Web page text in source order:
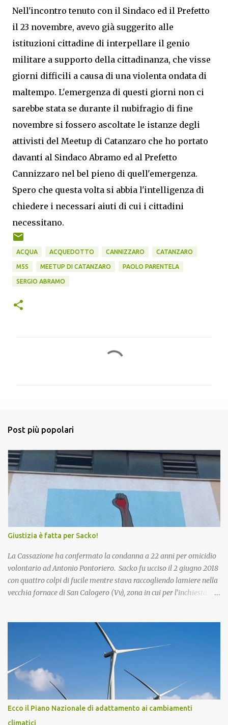
Nell'incontro tenuto con il Sindaco ed il Prefetto
il 23 novembre, avevo già suggerito alle
istituzioni cittadine di interpellare il genio
militare a supporto della cittadinanza, che visse
giorni difficili a causa di una violenta ondata di
maltempo. L'emergenza di questi giorni non ci
sarebbe stata se durante il nubifragio di fine
novembre si fossero ascoltate le istanze degli
attivisti del Meetup di Catanzaro che ho portato
davanti al Sindaco Abramo ed al Prefetto
Cannizzaro nel bel pieno di quell'emergenza.
Spero che questa volta si abbia l'intelligenza di
chiedere i necessari aiuti di cui i cittadini
necessitano.
ACQUA ACQUEDOTTO CANNIZZARO CATANZARO
M5S MEETUP DI CATANZARO PAOLO PARENTELA
SERGIO ABRAMO
i
Post più popolari
Giustizia è fatta per Sacko!
La Cassazione ha confermato la condanna a 22 anni per omicidio
volontario ad Antonio Pontoriero. Sacko fu ucciso il 2 giugno 2018
con quattro colpi di fucile mentre stava raccogliendo lamiere nella
vecchia fornace di San Calogero (Vv), zona in cui per l’inchiesta
dall’Enel di Brindisi, Priolo Gallo (Sr) e Termini Imerese (Pa).
Pontoriero era già stato riconosciuto colpevole dell'omicidio e
condannato a 22 anni di carcere sia in primo grado che in appello.
Nel 2018, pochi giorni dopo l'omicidio di Sacko, presentai
un'interrogazione parlamentare all'allora ministro dell'interno
Salvini per accertare se nella vicenda vi era il coinvolgimento della
‘ndrangheta, che in quella provincia ha risapute radici e
Ecco il Piano Nazionale di adattamento ai cambiamenti
climatici